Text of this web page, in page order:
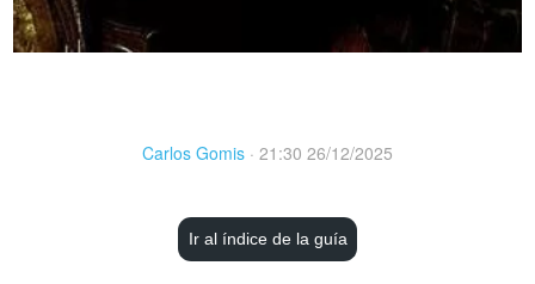
Carlos Gomis · 21:30 26/12/2025
Ir al índice de la guía